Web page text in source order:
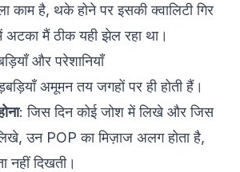
काम है, थके होने पर इसकी क्वालिटी गिर
अटका मैं ठीक यही झेल रहा था।
और परेशानियाँ
अमूमन तय जगहों पर ही होती हैं।
: जिस दिन कोई जोश में लिखे और जिस
उन POP का मिज़ाज अलग होता है,
दिखती।